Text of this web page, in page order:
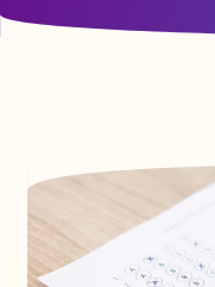
میوه‌ها و سبزیجات را
جامعه معاونت بهداشت
نکات تغذیه ای مانند
از گرمازدگی و کم